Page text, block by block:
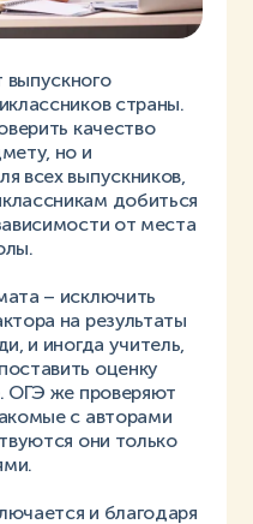
страны.
качество
но и
всех выпускников,
добиться
от места
– исключить
на результаты
и иногда учитель,
оценку
ОГЭ же проверяют
с авторами
они только
и благодаря